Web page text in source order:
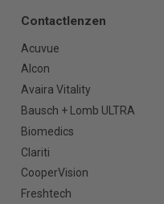
Contactlenzen
Acuvue
Alcon
Avaira Vitality
Bausch + Lomb ULTRA
Biomedics
Clariti
CooperVision
Freshtech